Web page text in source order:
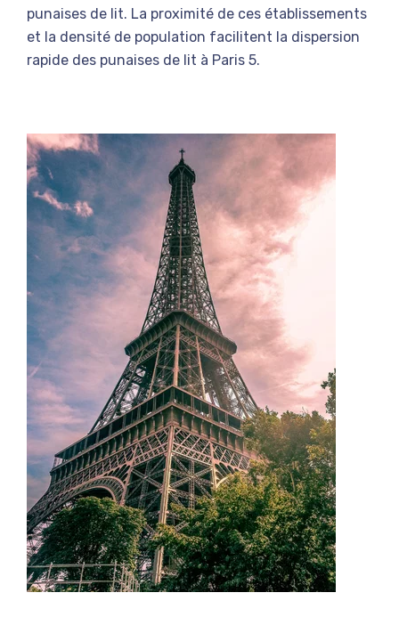
punaises de lit. La proximité de ces établissements
et la densité de population facilitent la dispersion
rapide des punaises de lit à Paris 5.